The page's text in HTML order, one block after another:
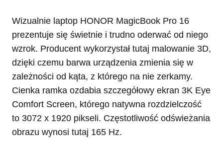
Wizualnie laptop HONOR MagicBook Pro 16
prezentuje się świetnie i trudno oderwać od niego
wzrok. Producent wykorzystał tutaj malowanie 3D,
dzięki czemu barwa urządzenia zmienia się w
zależności od kąta, z którego na nie zerkamy.
Cienka ramka ozdabia szczegółowy ekran 3K Eye
Comfort Screen, którego natywna rozdzielczość
to 3072 x 1920 pikseli. Częstotliwość odświeżania
obrazu wynosi tutaj 165 Hz.